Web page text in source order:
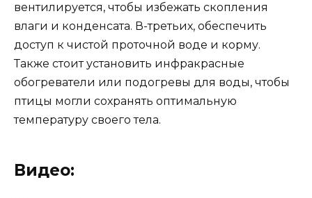
вентилируется, чтобы избежать скопления
влаги и конденсата. В-третьих, обеспечить
доступ к чистой проточной воде и корму.
Также стоит установить инфракрасные
обогреватели или подогревы для воды, чтобы
птицы могли сохранять оптимальную
температуру своего тела.
Видео: